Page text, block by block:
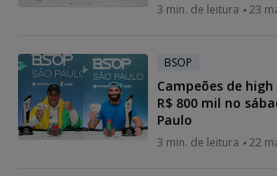
3 min. de leitura 23
BSOP
Campeões de
R$ 800 mil no
Paulo
3 min. de leitura 22